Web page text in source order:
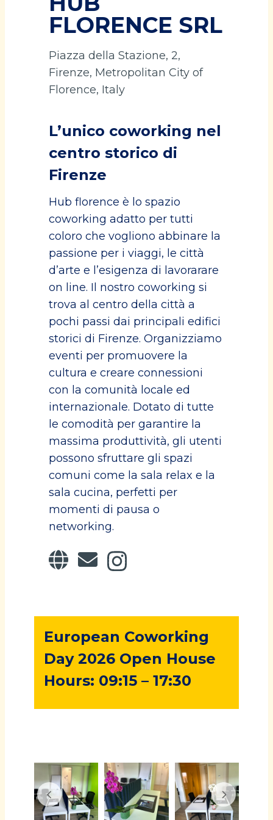
FLORENCE SRL
Piazza della Stazione, 2,
Firenze, Metropolitan City of
Florence, Italy
L’unico coworking nel
centro storico di
Firenze
Hub florence è lo spazio
coworking adatto per tutti
coloro che vogliono abbinare la
passione per i viaggi, le città
d’arte e l’esigenza di lavorarare
on line. Il nostro coworking si
trova al centro della città a
pochi passi dai principali edifici
storici di Firenze. Organizziamo
eventi per promuovere la
cultura e creare connessioni
con la comunità locale ed
internazionale. Dotato di tutte
le comodità per garantire la
massima produttività, gli utenti
possono sfruttare gli spazi
comuni come la sala relax e la
sala cucina, perfetti per
momenti di pausa o
networking.
European Coworking
Day 2026 Open House
Hours: 09:15 – 17:30